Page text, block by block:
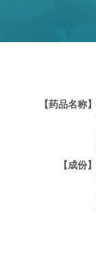
【药品名称】
【成份】